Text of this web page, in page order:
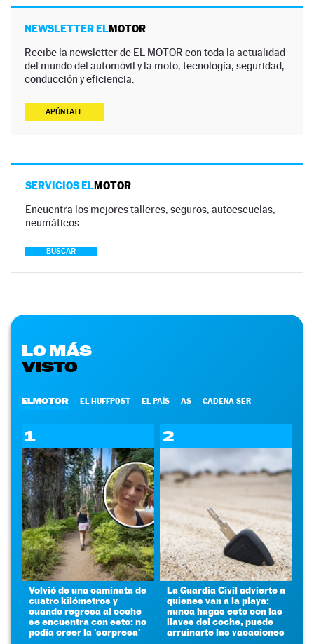
NEWSLETTER ELMOTOR
Recibe la newsletter de EL MOTOR con toda la actualidad
del mundo del automóvil y la moto, tecnología, seguridad,
conducción y eficiencia.
APÚNTATE
SERVICIOS ELMOTOR
Encuentra los mejores talleres, seguros, autoescuelas,
neumáticos…
BUSCAR
LO MÁS
VISTO
ELMOTOR EL HUFFPOST EL PAÍS AS CADENA SER
1
Volvió de una caminata de
cuatro kilómetros y
cuando regresa al coche
se encuentra con esto: no
podía creer la 'sorpresa'
2
La Guardia Civil advierte a
quienes van a la playa:
nunca hagas esto con las
llaves del coche, puede
arruinarte las vacaciones